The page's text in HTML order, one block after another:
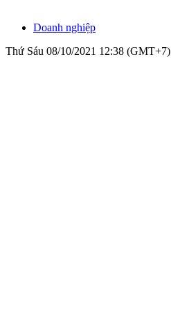
Doanh nghiệp
Thứ Sáu 08/10/2021 12:38 (GMT+7)